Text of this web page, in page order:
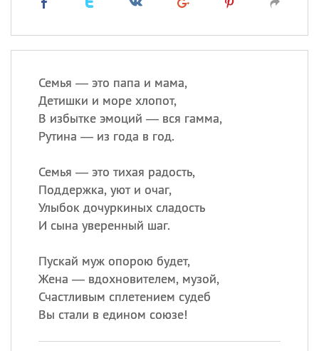
Семья — это папа и мама,
Детишки и море хлопот,
В избытке эмоций — вся гамма,
Рутина — из года в год.
Семья — это тихая радость,
Поддержка, уют и очаг,
Улыбок дочуркиных сладость
И сына уверенный шаг.
Пускай муж опорою будет,
Жена — вдохновителем, музой,
Счастливым сплетением судеб
Вы стали в едином союзе!